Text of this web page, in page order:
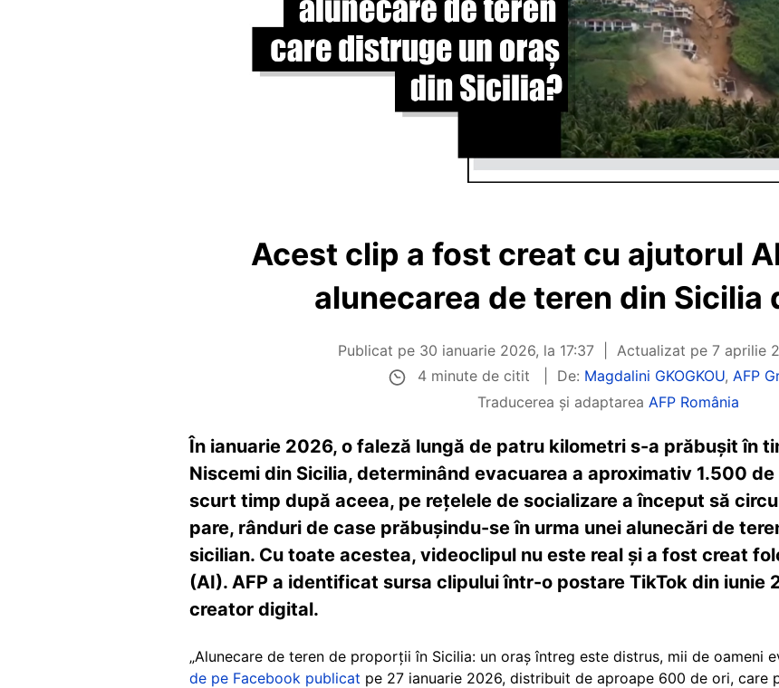
Acest clip a fost creat cu ajutorul
alunecarea de teren din Sicilia
Publicat pe 30 ianuarie 2026, la 17:37 Actualizat pe 7 aprilie
4 minute de citit
De: Magdalini GKOGKOU, AFP
Traducerea și adaptarea AFP România
În ianuarie 2026, o faleză lungă de patru kilometri s-a prăbușit în
Niscemi din Sicilia, determinând evacuarea a aproximativ 1.500
scurt timp după aceea, pe rețelele de socializare a început să
pare, rânduri de case prăbușindu-se în urma unei alunecări de
sicilian. Cu toate acestea, videoclipul nu este real și a fost creat
(AI). AFP a identificat sursa clipului într-o postare TikTok din iunie
creator digital.
„Alunecare de teren de proporții în Sicilia: un oraș întreg este distrus, mii de oameni
de pe Facebook publicat pe 27 ianuarie 2026, distribuit de aproape 600 de ori, care